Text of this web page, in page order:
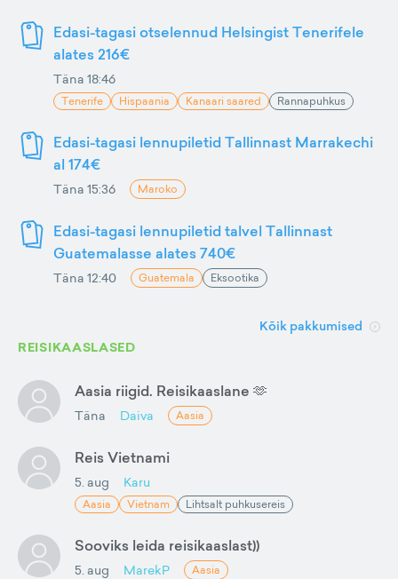
Edasi-tagasi otselennud Helsingist Tenerifele
alates 216€
Täna 18:46
Tenerife Hispaania Kanaari saared Rannapuhkus
Edasi-tagasi lennupiletid Tallinnast Marrakechi
al 174€
Täna 15:36 Maroko
Edasi-tagasi lennupiletid talvel Tallinnast
Guatemalasse alates 740€
Täna 12:40 Guatemala Eksootika
Kõik pakkumised
REISIKAASLASED
Aasia riigid. Reisikaaslane 🫶
Täna Daiva Aasia
Reis Vietnami
5. aug Karu
Aasia Vietnam Lihtsalt puhkusereis
Sooviks leida reisikaaslast))
5. aug MarekP Aasia